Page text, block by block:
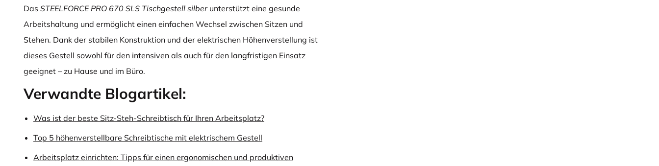
Das STEELFORCE PRO 670 SLS Tischgestell silberunterstützt eine gesunde
Arbeitshaltung und ermöglicht einen einfachen Wechsel zwischen Sitzen und
Stehen. Dank der stabilen Konstruktion und der elektrischen Höhenverstellung ist
dieses Gestell sowohl für den intensiven als auch für den langfristigen Einsatz
geeignet – zu Hause und im Büro.
Verwandte Blogartikel:
Was ist der beste Sitz-Steh-Schreibtisch für Ihren Arbeitsplatz?
Top 5 höhenverstellbare Schreibtische mit elektrischem Gestell
Arbeitsplatz einrichten: Tipps für einen ergonomischen und produktiven